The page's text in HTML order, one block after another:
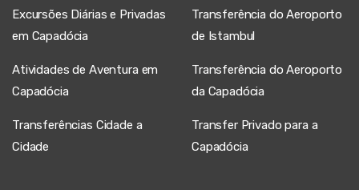
Excursões Diárias e Privadas
em Capadócia
Transferência do Aeroporto
de Istambul
Atividades de Aventura em
Capadócia
Transferência do Aeroporto
da Capadócia
Transferências Cidade a
Cidade
Transfer Privado para a
Capadócia